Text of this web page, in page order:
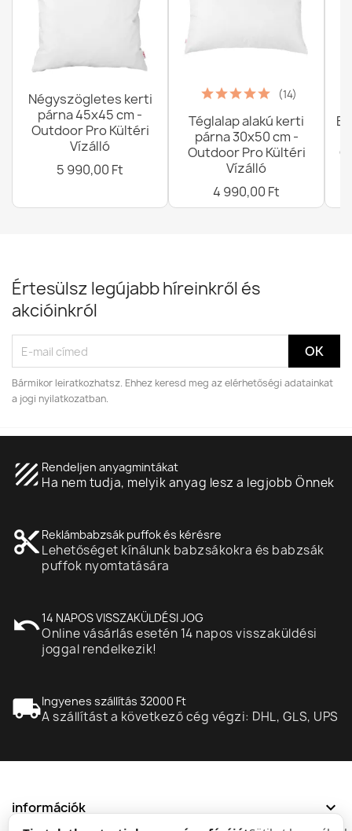
Négyszögletes kerti
párna 45x45 cm -
Outdoor Pro Kültéri
Vízálló
5 990,00 Ft
(14)
Téglalap alakú kerti
párna 30x50 cm -
Outdoor Pro Kültéri
Vízálló
4 990,00 Ft
Értesülsz legújabb híreinkről és
akcióinkról
Bármikor leiratkozhatsz. Ehhez keresd meg az elérhetőségi adatainkat
a jogi nyilatkozatban.
texture Rendeljen anyagmintákat
Ha nem tudja, melyik anyag lesz a legjobb Önnek
content_cut Reklámbabzsák puffok és kérésre
Lehetőséget kínálunk babzsákokra és babzsák
puffok nyomtatására
undo14 NAPOS VISSZAKÜLDÉSI JOG
Online vásárlás esetén 14 napos visszaküldési
joggal rendelkezik!
local_shippingIngyenes szállítás 32000 Ft
A szállítást a következő cég végzi: DHL, GLS, UPS
információk expand_more